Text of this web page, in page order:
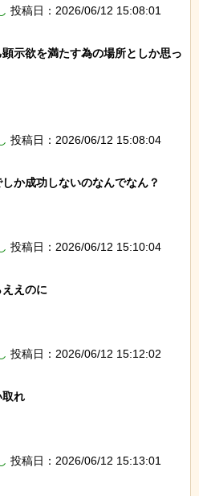
投稿日：2026/06/12 15:08:01
示欲を満たす為の場所としか思っ
投稿日：2026/06/12 15:08:04
か成功しないのなんでなん？
投稿日：2026/06/12 15:10:04
えのに
投稿日：2026/06/12 15:12:02
取れ
投稿日：2026/06/12 15:13:01